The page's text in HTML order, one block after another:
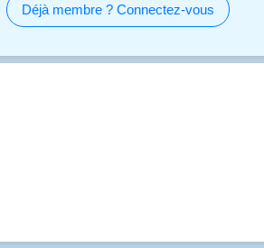
Déjà membre ? Connectez-vous